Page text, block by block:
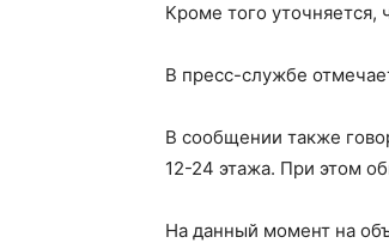
Кроме того уточняется,
В пресс-службе
В сообщении также
12-24 этажа. При этом
На данный момент на